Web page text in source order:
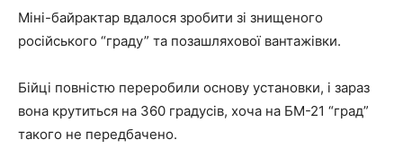
Міні-байрактар вдалося зробити зі знищеного
російського “граду” та позашляхової вантажівки.
Бійці повністю переробили основу установки, і зараз
вона крутиться на 360 градусів, хоча на БМ-21 “град”
такого не передбачено.